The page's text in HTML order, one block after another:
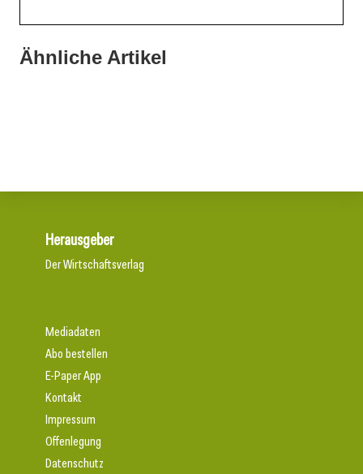
Ähnliche Artikel
21. Juli 2026
Herausgeber
Der Wirtschaftsverlag
Mediadaten
Abo bestellen
E-Paper App
Kontakt
Impressum
Offenlegung
Datenschutz